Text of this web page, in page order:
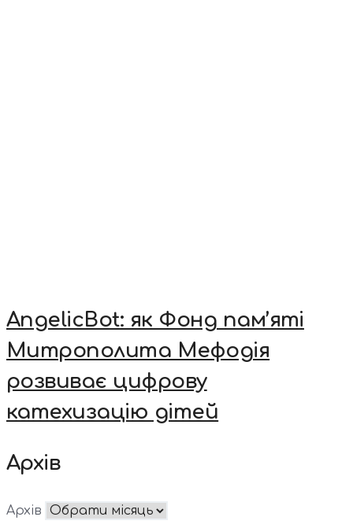
AngelicBot: як Фонд пам’яті
Митрополита Мефодія
розвиває цифрову
катехизацію дітей
Архів
Архів